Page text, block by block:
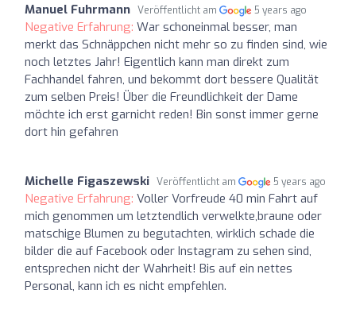
Manuel Fuhrmann Veröffentlicht am 5 years ago
Negative Erfahrung: War schoneinmal besser, man
merkt das Schnäppchen nicht mehr so zu finden sind, wie
noch letztes Jahr! Eigentlich kann man direkt zum
Fachhandel fahren, und bekommt dort bessere Qualität
zum selben Preis! Über die Freundlichkeit der Dame
möchte ich erst garnicht reden! Bin sonst immer gerne
dort hin gefahren
Michelle Figaszewski Veröffentlicht am 5 years ago
Negative Erfahrung: Voller Vorfreude 40 min Fahrt auf
mich genommen um letztendlich verwelkte,braune oder
matschige Blumen zu begutachten, wirklich schade die
bilder die auf Facebook oder Instagram zu sehen sind,
entsprechen nicht der Wahrheit! Bis auf ein nettes
Personal, kann ich es nicht empfehlen.